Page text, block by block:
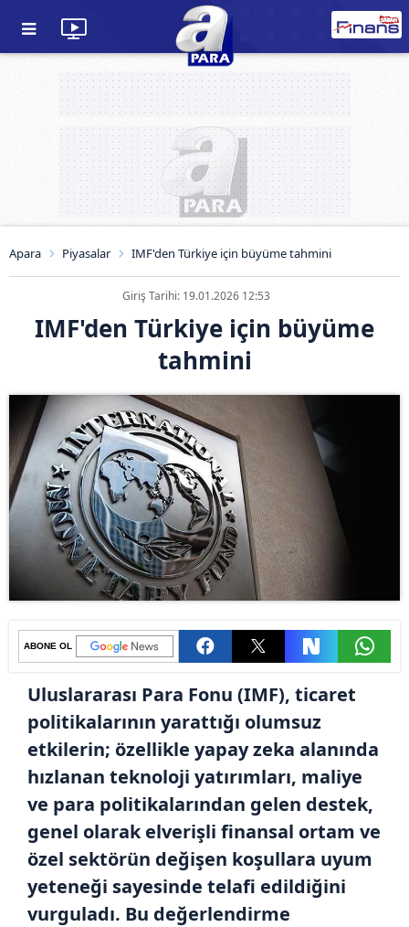
Apara Piyasalar IMF'den Türkiye için büyüme tahmini
Giriş Tarihi: 19.01.2026 12:53
IMF'den Türkiye için büyüme
tahmini
ABONE OL
Uluslararası Para Fonu (IMF), ticaret
politikalarının yarattığı olumsuz
etkilerin; özellikle yapay zeka alanında
hızlanan teknoloji yatırımları, maliye
ve para politikalarından gelen destek,
genel olarak elverişli finansal ortam ve
özel sektörün değişen koşullara uyum
yeteneği sayesinde telafi edildiğini
vurguladı. Bu değerlendirme